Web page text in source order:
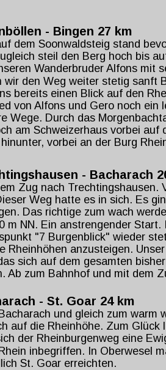
- Bingen 27 km
dem Soonwaldsteig stand
steil den Berg hoch bis
Wanderbruder Alfons mit
wir den Weg weiter stetig sanft
bereits einen Blick auf den
von Alfons und Gero noch ein
Wege. Durch das
am Schweizerhaus vorbei auf
vorbei an der Burg
- Bacharach
Zug nach
Weg hatte es in sich. Es
Das richtige zum wach
m NN. Ein anstrengender
"7 Burgenblick" wieder
Rheinhöhen anzusteigen.
sich auf dem gesamten
Ab zum Bahnhof und mit dem
- St. Goar 24 km
und gleich zum
auf die Rheinhöhe. Zum
der Rheinburgenweg eine
inbegriffen. In Oberwesel
St. Goar erreichten.